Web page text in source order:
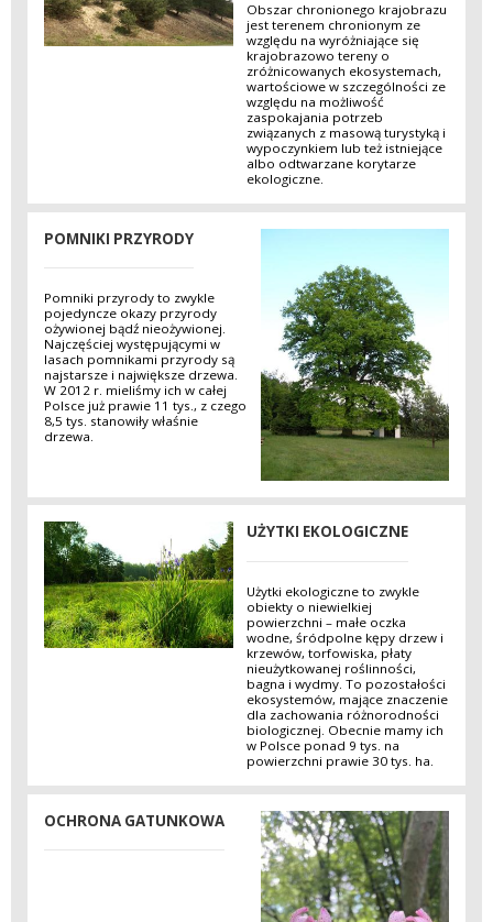
Obszar chronionego krajobrazu
jest terenem chronionym ze
względu na wyróżniające się
krajobrazowo tereny o
zróżnicowanych ekosystemach,
wartościowe w szczególności ze
względu na możliwość
zaspokajania potrzeb
związanych z masową turystyką i
wypoczynkiem lub też istniejące
albo odtwarzane korytarze
ekologiczne.
POMNIKI PRZYRODY
Pomniki przyrody to zwykle
pojedyncze okazy przyrody
ożywionej bądź nieożywionej.
Najczęściej występującymi w
lasach pomnikami przyrody są
najstarsze i największe drzewa.
W 2012 r. mieliśmy ich w całej
Polsce już prawie 11 tys., z czego
8,5 tys. stanowiły właśnie
drzewa.
UŻYTKI EKOLOGICZNE
Użytki ekologiczne to zwykle
obiekty o niewielkiej
powierzchni – małe oczka
wodne, śródpolne kępy drzew i
krzewów, torfowiska, płaty
nieużytkowanej roślinności,
bagna i wydmy. To pozostałości
ekosystemów, mające znaczenie
dla zachowania różnorodności
biologicznej. Obecnie mamy ich
w Polsce ponad 9 tys. na
powierzchni prawie 30 tys. ha.
OCHRONA GATUNKOWA